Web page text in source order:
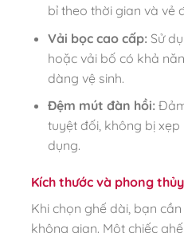
bỉ theo thời gian và vẻ
Vải bọc cao cấp:Sử
hoặc vải bố có khả
dàng vệ sinh.
Đệm mút đàn hồi:
tuyệt đối, không bị
dụng.
Kích thước và phong thủy
Khi chọn ghế dài, bạn
không gian. Một chiếc